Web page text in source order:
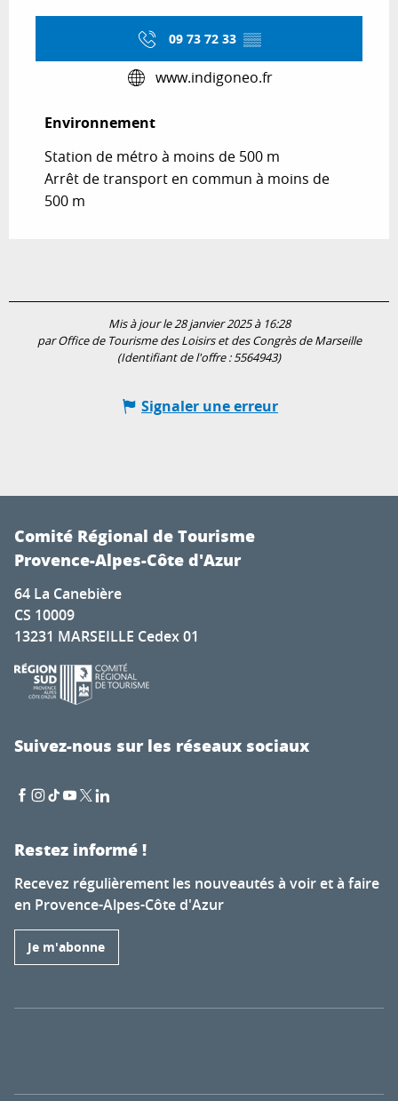
09 73 72 33 ▒▒
www.indigoneo.fr
Environnement
Environnement
Station de métro à moins de 500 m
Arrêt de transport en commun à moins de
500 m
Mis à jour le 28 janvier 2025 à 16:28
par Office de Tourisme des Loisirs et des Congrès de Marseille
(Identifiant de l'offre :5564943)
Signaler une erreur
Comité Régional de Tourisme
Provence-Alpes-Côte d'Azur
64 La Canebière
CS 10009
13231 MARSEILLE Cedex 01
Suivez-nous sur les réseaux sociaux
Restez informé !
Recevez régulièrement les nouveautés à voir et à faire
en Provence-Alpes-Côte d'Azur
Je m'abonne